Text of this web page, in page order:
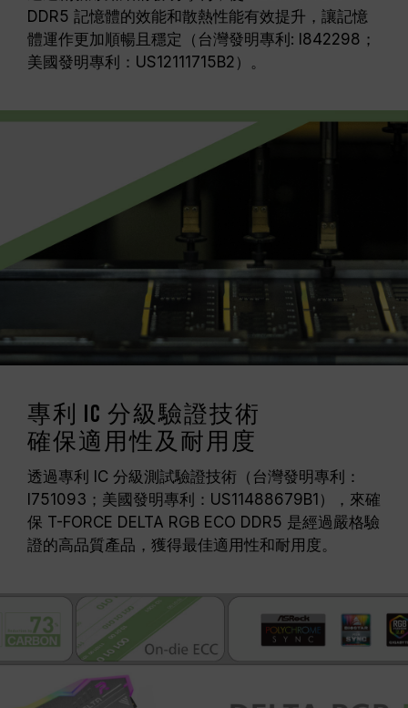
DDR5 記憶體的效能和散熱性能有效提升，讓記憶
體運作更加順暢且穩定（台灣發明專利: I842298；
美國發明專利：US12111715B2）。
專利 IC 分級驗證技術
確保適用性及耐用度
透過專利 IC 分級測試驗證技術（台灣發明專利：
I751093；美國發明專利：US11488679B1），來確
保 T-FORCE DELTA RGB ECO DDR5 是經過嚴格驗
證的高品質產品，獲得最佳適用性和耐用度。